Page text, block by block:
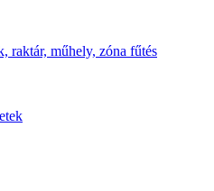
raktár, műhely, zóna fűtés